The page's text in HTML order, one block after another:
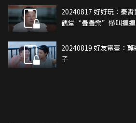
20240817 好好玩：秦霄賢連線被誇帥，燒餅孟
鶴堂“疊疊樂”慘叫連連
20240819 好友電臺：蘸醬團六個人八百個心眼
子